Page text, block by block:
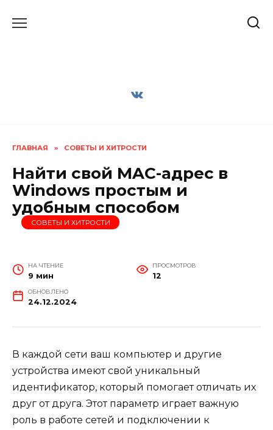
ГЛАВНАЯ » СОВЕТЫ И ХИТРОСТИ
Найти свой MAC-адрес в
Windows простым и
удобным способом
СОВЕТЫ И ХИТРОСТИ
НА ЧТЕНИЕ
9 мин
ПРОСМОТРОВ
12
ОБНОВЛЕНО
24.12.2024
В каждой сети ваш компьютер и другие
устройства имеют свой уникальный
идентификатор, который помогает отличать их
друг от друга. Этот параметр играет важную
роль в работе сетей и подключении к